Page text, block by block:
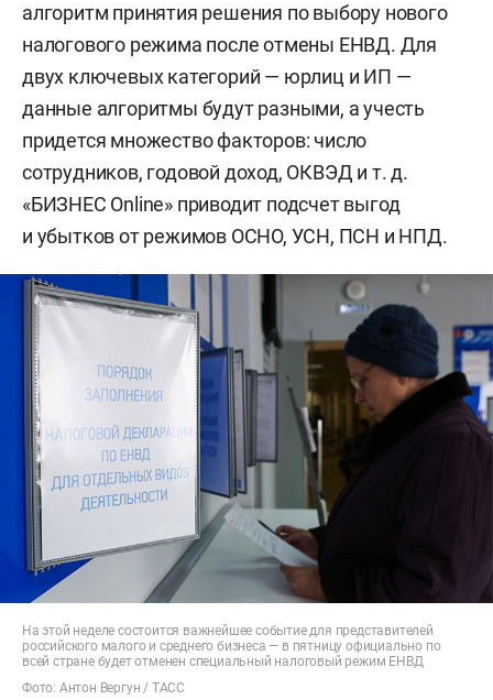
алгоритм принятия решения по выбору нового
налогового режима после отмены ЕНВД. Для
двух ключевых категорий — юрлиц и ИП —
данные алгоритмы будут разными, а учесть
придется множество факторов: число
сотрудников, годовой доход, ОКВЭД и т. д.
«БИЗНЕС Online» приводит подсчет выгод
и убытков от режимов ОСНО, УСН, ПСН и НПД.
На этой неделе состоится важнейшее событие для представителей
российского малого и среднего бизнеса — в пятницу официально по
всей стране будет отменен специальный налоговый режим ЕНВД
Фото: Антон Вергун / ТАСС